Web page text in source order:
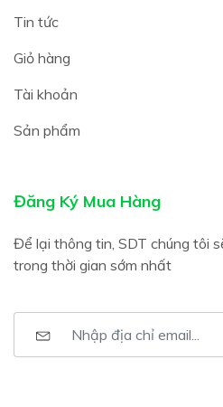
Tin tức
Giỏ hàng
Tài khoản
Sản phẩm
Đăng Ký Mua Hàng
Để lại thông tin, SDT chúng tôi
trong thời gian sớm nhất